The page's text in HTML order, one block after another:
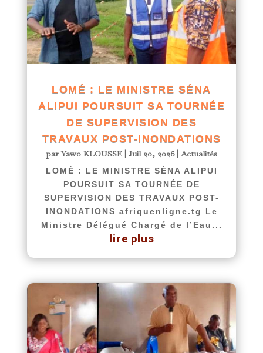
LOMÉ : LE MINISTRE SÉNA
ALIPUI POURSUIT SA TOURNÉE
DE SUPERVISION DES
TRAVAUX POST-INONDATIONS
parYawo KLOUSSE| Juil 20, 2026|Actualités
LOMÉ : LE MINISTRE SÉNA ALIPUI
POURSUIT SA TOURNÉE DE
SUPERVISION DES TRAVAUX POST-
INONDATIONS afriquenligne.tg Le
Ministre Délégué Chargé de l’Eau...
lire plus